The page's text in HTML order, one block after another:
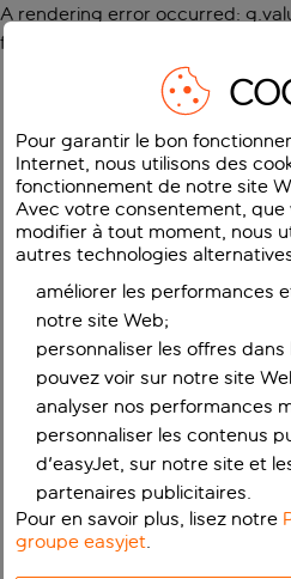
A rendering error occurred:
function
Pour garantir le bon
Internet, nous utilisons des
fonctionnement de notre site
Avec votre consentement, que
modifier à tout moment, nous
autres technologies
améliorer les performances
notre site Web;
personnaliser les offres
pouvez voir sur notre site
analyser nos performances
personnaliser les contenus
d'easyJet, sur notre site et
partenaires publicitaires.
Pour en savoir plus, lisez notre
groupe easyjet.